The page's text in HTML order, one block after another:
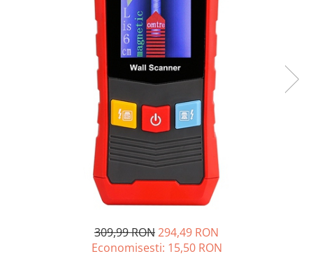
Accesorii Statii de Alimentare
Kituri Generatoare Solare
Cauta dupa capacitate
309,99 RON294,49 RON
Economisesti: 15,50 RON